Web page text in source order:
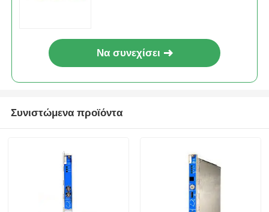
Ανταλλακτικά Omron PLC
Μέρη PLC Allen Bradley
Η Yokogawa Stardom PLC
Hima Safety Plc
Να συνεχίσει
Συνιστώμενα προϊόντα